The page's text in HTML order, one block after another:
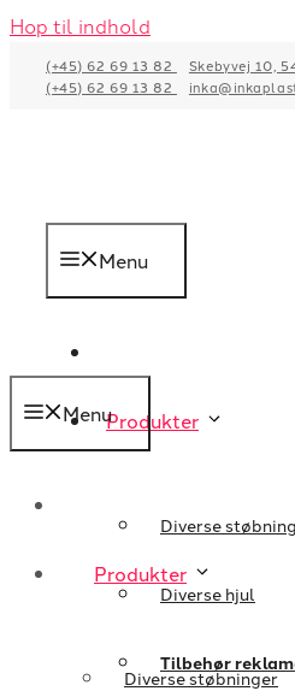
Hop til indhold
(+45) 62 69 13 82 Skebyvej 10,
(+45) 62 69 13 82
Menu
Produkter
Diverse
Diverse hjul
Tilbehør
Menu
Produkter
Diverse støbninger